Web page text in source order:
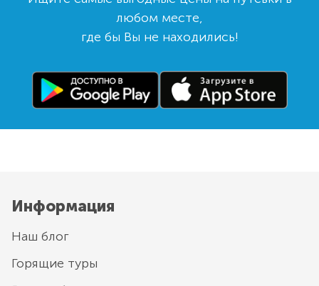
любом месте,
где бы Вы не находились!
Информация
Наш блог
Горящие туры